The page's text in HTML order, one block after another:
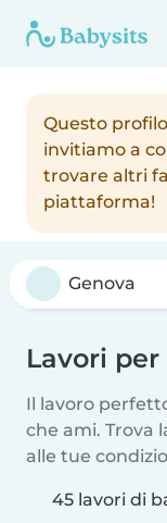
Questo
invitiamo a
trovare altri
piattaforma!
Lavori
Il lavoro
che ami. Trova
alle tue
45 lavori di